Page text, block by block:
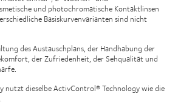
und photochromatische Kontaktlinsen
Basiskurvenvarianten sind nicht
des Austauschplans, der Handhabung der
der Zufriedenheit, der Sehqualität und
nutzt dieselbe ActivControl® Technology wie die